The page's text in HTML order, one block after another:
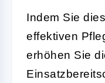
Indem Sie
effektiven
erhöhen Sie